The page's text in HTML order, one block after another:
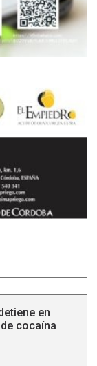
en
cocaína